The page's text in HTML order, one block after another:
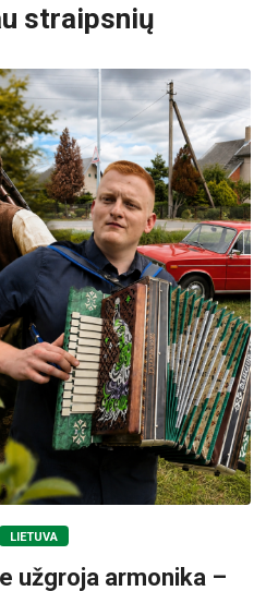
straipsnių
LIETUVA
užgroja armonika –